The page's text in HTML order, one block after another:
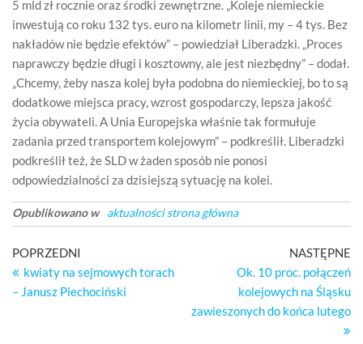
5 mld zł rocznie oraz środki zewnętrzne. „Koleje niemieckie
inwestują co roku 132 tys. euro na kilometr linii, my – 4 tys. Bez
nakładów nie będzie efektów” – powiedział Liberadzki. „Proces
naprawczy będzie długi i kosztowny, ale jest niezbędny” – dodał.
„Chcemy, żeby nasza kolej była podobna do niemieckiej, bo to są
dodatkowe miejsca pracy, wzrost gospodarczy, lepsza jakość
życia obywateli. A Unia Europejska właśnie tak formułuje
zadania przed transportem kolejowym” – podkreślił. Liberadzki
podkreślił też, że SLD w żaden sposób nie ponosi
odpowiedzialności za dzisiejszą sytuację na kolei.
Opublikowano w aktualności strona główna
Nawigacja
wpisu
Poprzedni
wpis
POPRZEDNI
kwiaty na sejmowych torach
– Janusz Piechociński
NASTĘPNE
Ok. 10 proc. połączeń
kolejowych na Śląsku
zawieszonych do końca lutego